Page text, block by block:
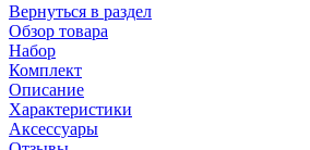
Вернуться в раздел
Обзор товара
Набор
Комплект
Описание
Характеристики
Аксессуары